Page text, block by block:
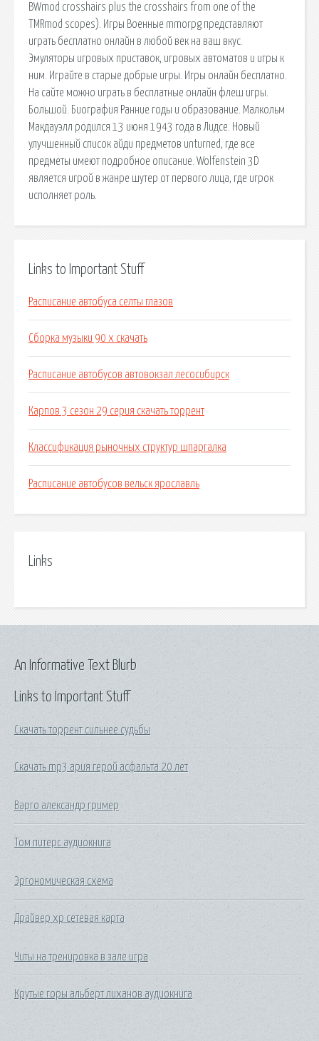
BWmod crosshairs plus the crosshairs from one of the
TMRmod scopes). Игры Военные mmorpg представляют
играть бесплатно онлайн в любой век на ваш вкус.
Эмуляторы игровых приставок, игровых автоматов и игры к
ним. Играйте в старые добрые игры. Игры онлайн бесплатно.
На сайте можно играть в бесплатные онлайн флеш игры.
Большой. Биография Ранние годы и образование. Малкольм
Макдауэлл родился 13 июня 1943 года в Лидсе. Новый
улучшенный список айди предметов unturned, где все
предметы имеют подробное описание. Wolfenstein 3D
является игрой в жанре шутер от первого лица, где игрок
исполняет роль.
Links to Important Stuff
Расписание автобуса селты глазов
Сборка музыки 90 х скачать
Расписание автобусов автовокзал лесосибирск
Карпов 3 сезон 29 серия скачать торрент
Классификация рыночных структур шпаргалка
Расписание автобусов вельск ярославль
Links
Links to Important Stuff
Скачать торрент сильнее судьбы
Скачать mp3 ария герой асфальта 20 лет
Варго александр гример
Том питерс аудиокнига
Эргономическая схема
Драйвер xp сетевая карта
Читы на тренировка в зале игра
Крутые горы альберт лиханов аудиокнига
An Informative Text Blurb